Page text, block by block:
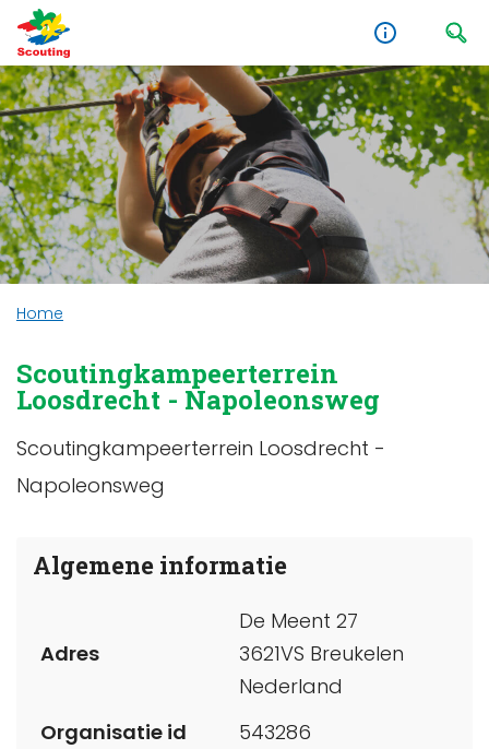
Home
Scoutingkampeerterrein
Loosdrecht - Napoleonsweg
Scoutingkampeerterrein Loosdrecht -
Napoleonsweg
Algemene informatie
Adres
De Meent 27
3621VS Breukelen
Nederland
Organisatie id
543286